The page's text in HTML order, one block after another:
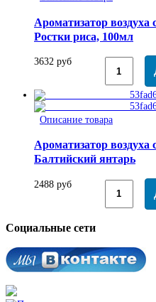
Ароматизатор
Ростки риса, 100мл
3632 руб
Описание товара
Ароматизатор
Балтийский янтарь
2488 руб
Социальные сети